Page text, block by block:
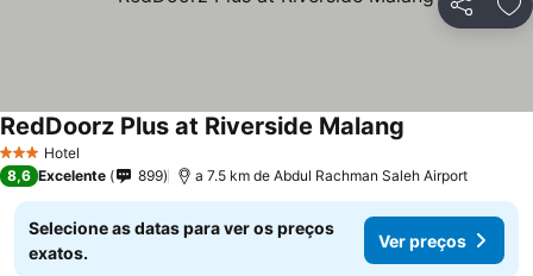
Partilhar
3 EstrelasHotel
RedDoorz Plus at Riverside Malang
8,6 Excelente 899 a 7.5 km de Abdul Rachman Saleh Airport
Selecione as datas para ver os preços
exatos.
Ver preços